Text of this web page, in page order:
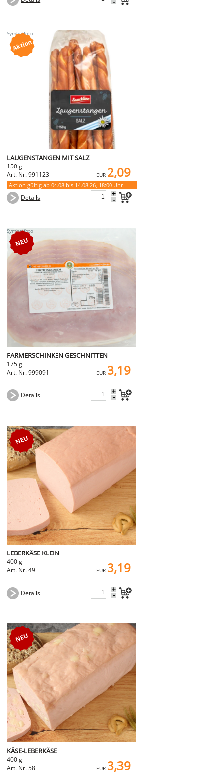
-
LAUGENSTANGEN MIT SALZ
150 g
Art. Nr. 991123
EUR 2,09
Aktion gültig ab 04.08 bis 14.08.26, 18:00 Uhr.
Details +
-
FARMERSCHINKEN GESCHNITTEN
175 g
Art. Nr. 999091
EUR 3,19
Details +
-
LEBERKÄSE KLEIN
400 g
Art. Nr. 49
EUR 3,19
Details +
-
KÄSE-LEBERKÄSE
400 g
Art. Nr. 58
EUR 3,39